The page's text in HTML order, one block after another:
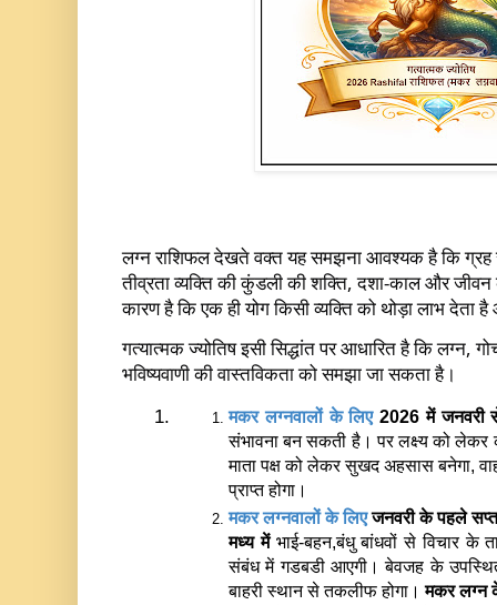
लग्न राशिफल देखते वक्त यह समझना आवश्यक है कि
तीव्रता व्यक्ति की कुंडली की शक्ति, दशा-काल और जीवन
कारण है कि एक ही योग किसी व्यक्ति को थोड़ा लाभ
गत्यात्मक ज्योतिष इसी सिद्धांत पर आधारित है कि लग्न,
भविष्यवाणी की वास्तविकता को समझा जा सकता है।
मकर लग्नवालों के लिए 2026 में
संभावना बन सकती है। पर लक्ष्य को लेकर
माता पक्ष को लेकर सुखद अहसास बनेगा,
प्राप्त होगा।
मकर लग्नवालों के लिए जनवरी के पहले
मध्य में भाई-बहन,बंधु बांधवों से विचार के
संबंध में गडबडी आएगी। बेवजह के उपस्थित
बाहरी स्थान से तकलीफ होगा। मकर लग्न